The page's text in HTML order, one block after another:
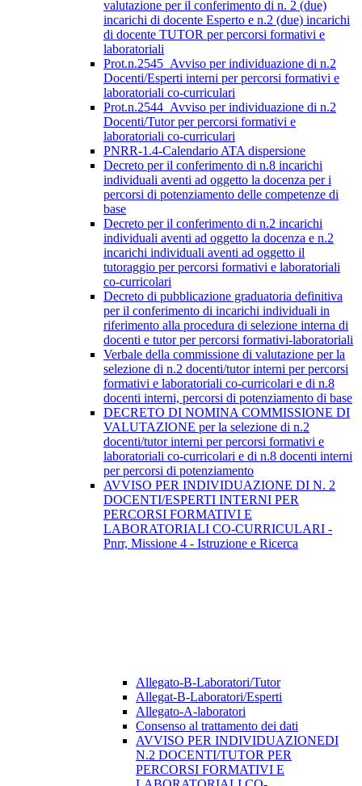
valutazione per il conferimento di n. 2 (due)
incarichi di docente Esperto e n.2 (due) incarichi
di docente TUTOR per percorsi formativi e
laboratoriali
Prot.n.2545_Avviso per individuazione di n.2
Docenti/Esperti interni per percorsi formativi e
laboratoriali co-curriculari
Prot.n.2544_Avviso per individuazione di n.2
Docenti/Tutor per percorsi formativi e
laboratoriali co-curriculari
PNRR-1.4-Calendario ATA dispersione
Decreto per il conferimento di n.8 incarichi
individuali aventi ad oggetto la docenza per i
percorsi di potenziamento delle competenze di
base
Decreto per il conferimento di n.2 incarichi
individuali aventi ad oggetto la docenza e n.2
incarichi individuali aventi ad oggetto il
tutoraggio per percorsi formativi e laboratoriali
co-curricolari
Decreto di pubblicazione graduatoria definitiva
per il conferimento di incarichi individuali in
riferimento alla procedura di selezione interna di
docenti e tutor per percorsi formativi-laboratoriali
Verbale della commissione di valutazione per la
selezione di n.2 docenti/tutor interni per percorsi
formativi e laboratoriali co-curricolari e di n.8
docenti interni, percorsi di potenziamento di base
DECRETO DI NOMINA COMMISSIONE DI
VALUTAZIONE per la selezione di n.2
docenti/tutor interni per percorsi formativi e
laboratoriali co-curricolari e di n.8 docenti interni
per percorsi di potenziamento
AVVISO PER INDIVIDUAZIONE DI N. 2
DOCENTI/ESPERTI INTERNI PER
PERCORSI FORMATIVI E
LABORATORIALI CO-CURRICULARI -
Pnrr, Missione 4 - Istruzione e Ricerca
Allegato-B-Laboratori/Tutor
Allegat-B-Laboratori/Esperti
Allegato-A-laboratori
Consenso al trattamento dei dati
AVVISO PER INDIVIDUAZIONEDI
N.2 DOCENTI/TUTOR PER
PERCORSI FORMATIVI E